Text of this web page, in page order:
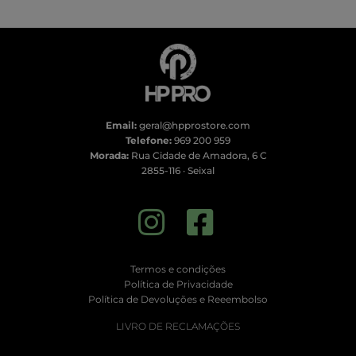
Email: geral@hpprostore.com
Telefone: 969 200 959
Morada:Rua Cidade de Amadora, 6 C
2855-116 · Seixal
Termos e condições
Política de Privacidade
Política de Devoluções e Reeembolso
LIVRO DE RECLAMAÇÕES